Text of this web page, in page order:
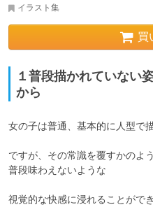
イラスト集
買
１普段描かれていない
から
女の子は普通、基本的に人型で
ですが、その常識を覆すかのよ
普段味わえないような
視覚的な快感に浸れることがで